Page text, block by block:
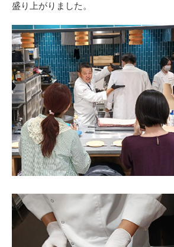
盛り上がりました。